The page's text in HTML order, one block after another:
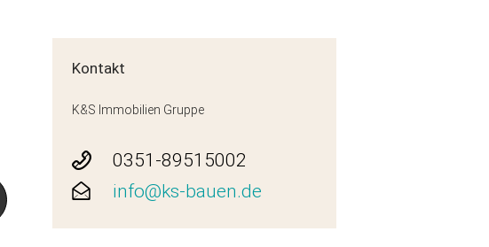
H38-WE-38-02-EG_vorschau
Kontakt
K&S Immobilien Gruppe
0351-89515002
info@ks-bauen.de